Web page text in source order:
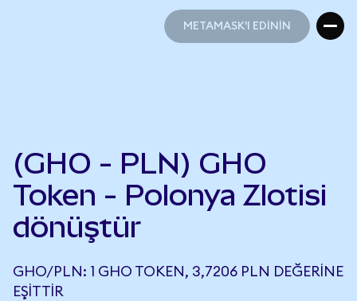
METAMASK'I EDİNİN
(GHO - PLN) GHO
Token - Polonya Zlotisi
dönüştür
GHO/PLN: 1 GHO TOKEN, 3,7206 PLN DEĞERINE
EŞITTIR